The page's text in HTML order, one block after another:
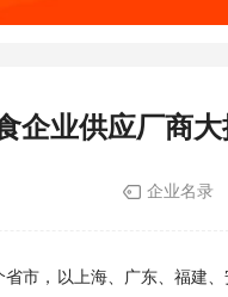
企业供应厂商
企业名录
市，以上海、广东、福建